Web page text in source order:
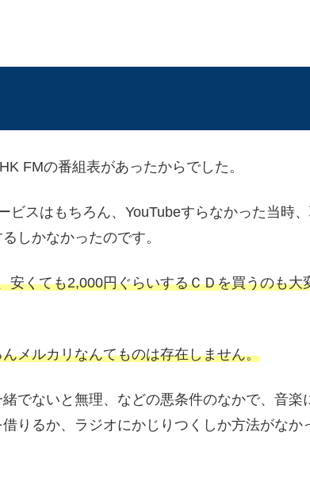
FMの番組表があったからでした。
ビスはもちろん、YouTubeすらなかった当時、
しかなかったのです。
安くても2,000円ぐらいするＣＤを買うのも大
メルカリなんてものは存在しません。
でないと無理、などの悪条件のなかで、音楽
りるか、ラジオにかじりつくしか方法がなか